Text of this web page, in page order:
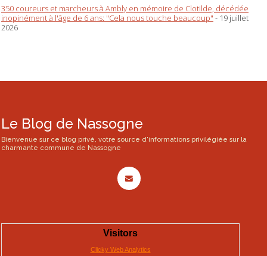
350 coureurs et marcheurs à Ambly en mémoire de Clotilde, décédée
inopinément à l'âge de 6 ans: "Cela nous touche beaucoup" - 19 juillet
2026
Le Blog de Nassogne
Bienvenue sur ce blog privé, votre source d'informations privilégiée sur la
charmante commune de Nassogne